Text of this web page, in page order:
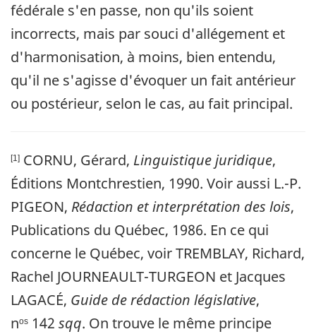
fédérale s'en passe, non qu'ils soient
incorrects, mais par souci d'allégement et
d'harmonisation, à moins, bien entendu,
qu'il ne s'agisse d'évoquer un fait antérieur
ou postérieur, selon le cas, au fait principal.
[1] CORNU, Gérard, Linguistique juridique,
Éditions Montchrestien, 1990. Voir aussi L.-P.
PIGEON, Rédaction et interprétation des lois,
Publications du Québec, 1986. En ce qui
concerne le Québec, voir TREMBLAY, Richard,
Rachel JOURNEAULT-TURGEON et Jacques
LAGACÉ, Guide de rédaction législative,
nos 142 sqq. On trouve le même principe